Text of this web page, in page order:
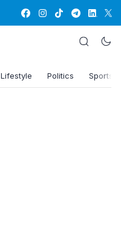
Lifestyle Politics Sports